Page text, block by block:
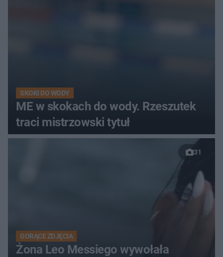
SKOKI DO WODY
ME w skokach do wody. Rzeszutek
traci mistrzowski tytuł
31
GORĄCE ZDJĘCIA
Żona Leo Messiego wywołała